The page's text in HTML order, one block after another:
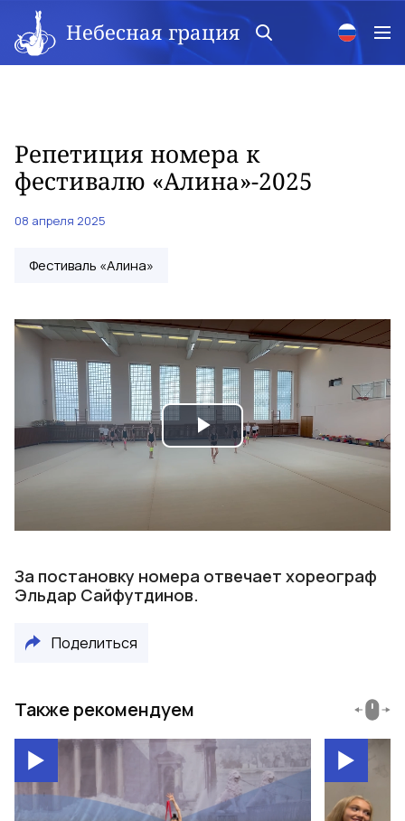
Небесная грация
Репетиция номера к
фестивалю «Алина»-2025
08 апреля 2025
Фестиваль «Алина»
Play
Video
За постановку номера отвечает хореограф
Эльдар Сайфутдинов.
Поделиться
Также рекомендуем